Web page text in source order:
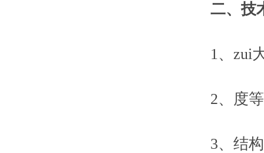
二、技
1、zui大
2、度等
3、结构